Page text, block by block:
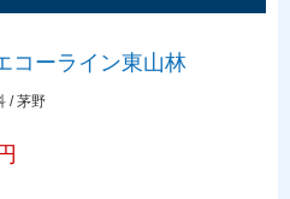
ーライン東山林
/ 茅野